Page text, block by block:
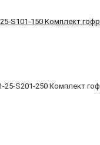
S101-150 Комплект гофр